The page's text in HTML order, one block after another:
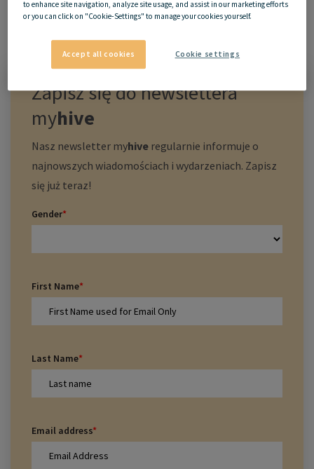
Zapisz się do newslettera
myhive
Nasz newsletter myhive regularnie informuje o
najnowszych wiadomościach i wydarzeniach. Zapisz
się już teraz!
Gender*
First Name*
Last Name*
Email address*
to enhance site navigation, analyze site usage, and assist in our marketing efforts
or you can click on "Cookie-Settings" to manage your cookies yourself.
Accept all cookies Cookie settings